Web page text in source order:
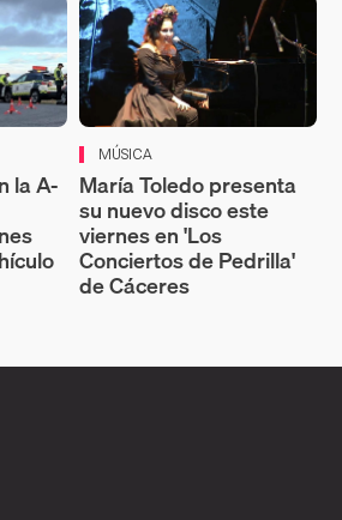
la A-
MÚSICA
María Toledo presenta
su nuevo disco este
viernes en 'Los
Conciertos de Pedrilla'
de Cáceres